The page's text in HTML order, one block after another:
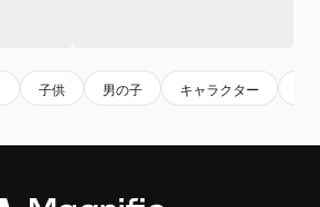
子供 男の子 キャラクター